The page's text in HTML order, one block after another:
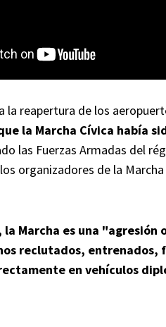
la reapertura de los
la Marcha Cívica había
las Fuerzas Armadas del
organizadores de la Marcha
la Marcha es una
reclutados, entrenados,
en vehículos